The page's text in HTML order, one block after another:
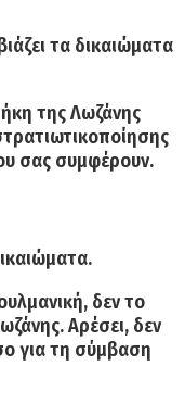
τα δικαιώματα
της Λωζάνης
σας συμφέρουν.
δεν το
Αρέσει, δεν
για τη σύμβαση